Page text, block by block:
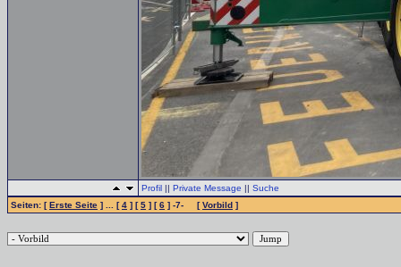
Profil || Private Message || Suche
Seiten: [Erste Seite ] ... [4 ] [5 ] [6 ] -7- [Vorbild ]